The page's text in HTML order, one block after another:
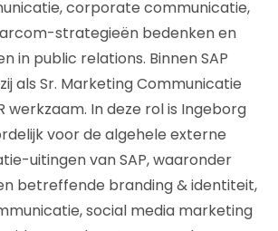
corporate communicatie,
strategieën bedenken en
in public relations. Binnen SAP
als Sr. Marketing Communicatie
werkzaam. In deze rol is Ingeborg
voor de algehele externe
uitingen van SAP, waaronder
betreffende branding & identiteit,
social media marketing